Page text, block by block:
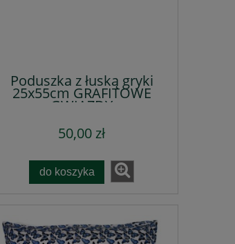
Poduszka z łuską gryki
25x55cm GRAFITOWE
GWIAZDY
50,00 zł
do koszyka